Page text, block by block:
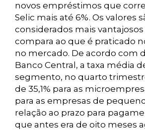
novos empréstimos que
Selic mais até 6%. Os valores
considerados mais
compara ao que é praticado
no mercado. De acordo com
Banco Central, a taxa média
segmento, no quarto
de 35,1% para as
para as empresas de
relação ao prazo para
que antes era de oito meses